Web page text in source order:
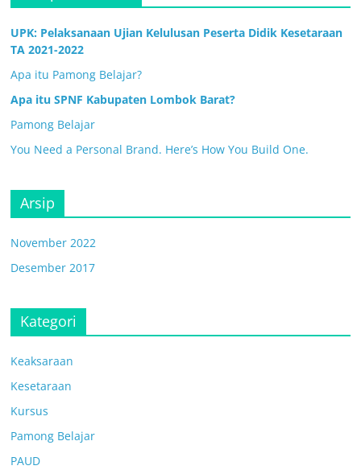
UPK: Pelaksanaan Ujian Kelulusan Peserta Didik Kesetaraan
TA 2021-2022
Apa itu Pamong Belajar?
Apa itu SPNF Kabupaten Lombok Barat?
Pamong Belajar
You Need a Personal Brand. Here’s How You Build One.
Arsip
November 2022
Desember 2017
Kategori
Keaksaraan
Kesetaraan
Kursus
Pamong Belajar
PAUD